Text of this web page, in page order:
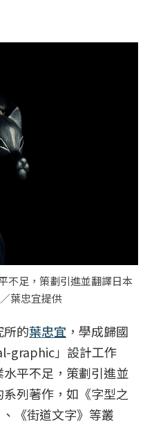
不足，策劃引進並翻譯日本
葉忠宜提供
所的葉忠宜 ，學成歸國
graphic」設計工作
平不足，策劃引進並
列著作，如《字型之
《街道文字》等叢